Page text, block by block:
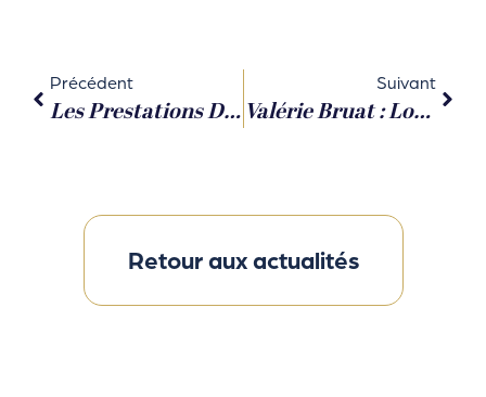
Précédent
Les Prestations De Notre Agence De Rencontres De Luxe
Suivant
Valérie Bruat : Love Coach & Matchmaker De Luxe Au Service De L’élégance Relationnelle
Retour aux actualités